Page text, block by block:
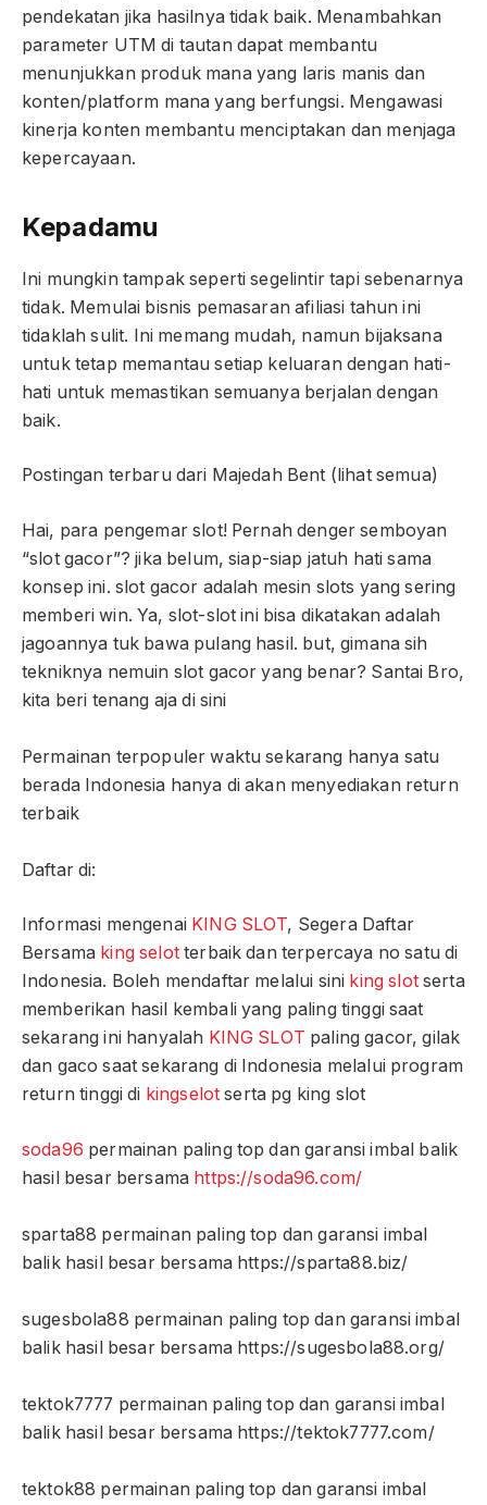
pendekatan jika hasilnya tidak baik. Menambahkan
parameter UTM di tautan dapat membantu
menunjukkan produk mana yang laris manis dan
konten/platform mana yang berfungsi. Mengawasi
kinerja konten membantu menciptakan dan menjaga
kepercayaan.
Kepadamu
Ini mungkin tampak seperti segelintir tapi sebenarnya
tidak. Memulai bisnis pemasaran afiliasi tahun ini
tidaklah sulit. Ini memang mudah, namun bijaksana
untuk tetap memantau setiap keluaran dengan hati-
hati untuk memastikan semuanya berjalan dengan
baik.
Postingan terbaru dari Majedah Bent (lihat semua)
Hai, para pengemar slot! Pernah denger semboyan
“slot gacor”? jika belum, siap-siap jatuh hati sama
konsep ini. slot gacor adalah mesin slots yang sering
memberi win. Ya, slot-slot ini bisa dikatakan adalah
jagoannya tuk bawa pulang hasil. but, gimana sih
tekniknya nemuin slot gacor yang benar? Santai Bro,
kita beri tenang aja di sini
Permainan terpopuler waktu sekarang hanya satu
berada Indonesia hanya di akan menyediakan return
terbaik
Daftar di:
Informasi mengenai KING SLOT, Segera Daftar
Bersama king selotterbaik dan terpercaya no satu di
Indonesia. Boleh mendaftar melalui sini king slotserta
memberikan hasil kembali yang paling tinggi saat
sekarang ini hanyalah KING SLOT paling gacor, gilak
dan gaco saat sekarang di Indonesia melalui program
return tinggi di kingselot serta pg king slot
soda96 permainan paling top dan garansi imbal balik
hasil besar bersama https://soda96.com/
sparta88 permainan paling top dan garansi imbal
balik hasil besar bersama https://sparta88.biz/
sugesbola88 permainan paling top dan garansi imbal
balik hasil besar bersama https://sugesbola88.org/
tektok7777 permainan paling top dan garansi imbal
balik hasil besar bersama https://tektok7777.com/
tektok88 permainan paling top dan garansi imbal